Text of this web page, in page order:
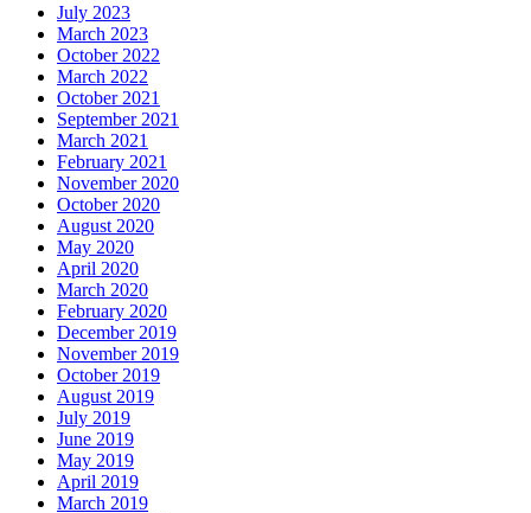
July 2023
March 2023
October 2022
March 2022
October 2021
September 2021
March 2021
February 2021
November 2020
October 2020
August 2020
May 2020
April 2020
March 2020
February 2020
December 2019
November 2019
October 2019
August 2019
July 2019
June 2019
May 2019
April 2019
March 2019